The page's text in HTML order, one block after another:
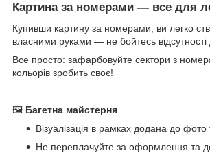
Картина за номерами — все для
Купивши картину за номерами, ви легко
власними руками — не бойтесь відсутності
Все просто: зафарбовуйте сектори з
кольорів зробить своє!
🖼 Багетна майстерня
Візуалізація в рамках додана до фото
Не переплачуйте за оформлення та